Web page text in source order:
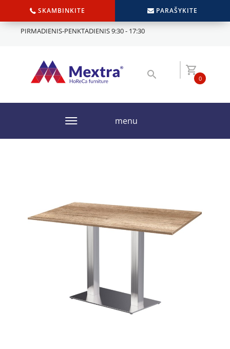
SKAMBINKITE PARAŠYKITE
PIRMADIENIS-PENKTADIENIS 9:30 - 17:30
0
menu